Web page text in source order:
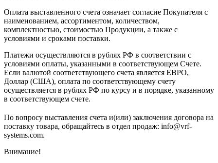
Оплата выставленного счета означает согласие Покупателя с
наименованием, ассортиментом, количеством,
комплектностью, стоимостью Продукции, а также с
условиями и сроками поставки.
Платежи осуществляются в рублях РФ в соответствии с
условиями оплаты, указанными в соответствующем Счете.
Если валютой соответствующего счета является ЕВРО,
Доллар (США), оплата по соответствующему cчету
осуществляется в рублях РФ по курсу и в порядке, указанному
в соответствующем cчете.
По вопросу выставления счета и(или) заключения договора на
поставку товара, обращайтесь в отдел продаж: info@vrf-
systems.com.
Внимание!